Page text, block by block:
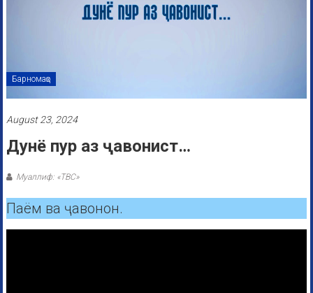
Барномаҳо
August 23, 2024
Дунё пур аз ҷавонист…
Муаллиф: «ТВС»
Паём ва ҷавонон.